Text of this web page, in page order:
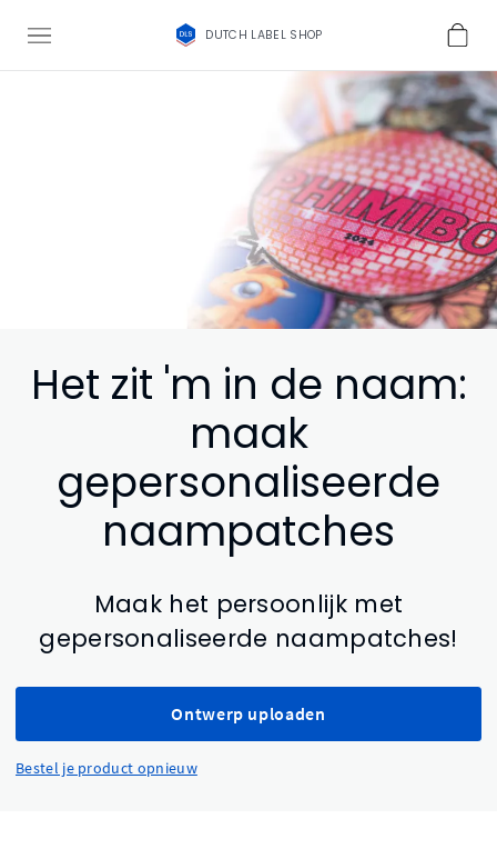
DUTCH LABEL SHOP
Het zit 'm in de naam:
maak
gepersonaliseerde
naampatches
Maak het persoonlijk met
gepersonaliseerde naampatches!
Ontwerp uploaden
Bestel je product opnieuw